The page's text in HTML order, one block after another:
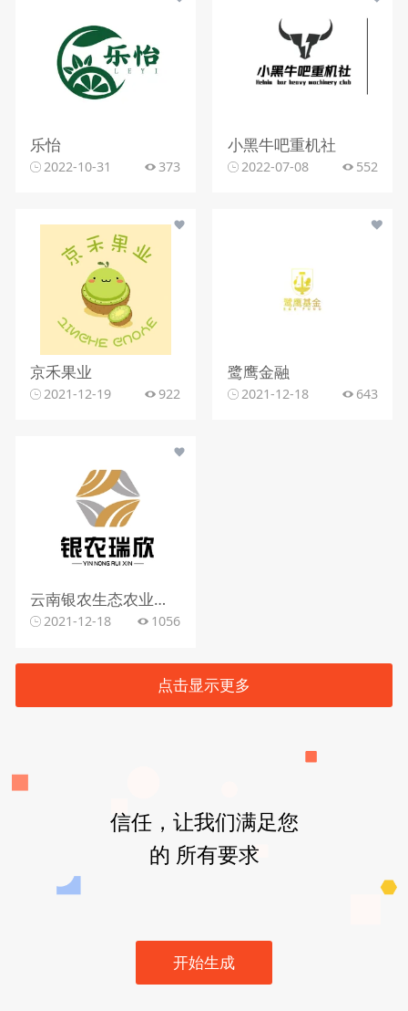
乐怡
2022-10-31 373
小黑牛吧重机社
2022-07-08 552
京禾果业
2021-12-19 922
鹭鹰金融
2021-12-18 643
云南银农生态农业有限公司
2021-12-18 1056
点击显示更多
信任，让我们满足您
的 所有要求
开始生成